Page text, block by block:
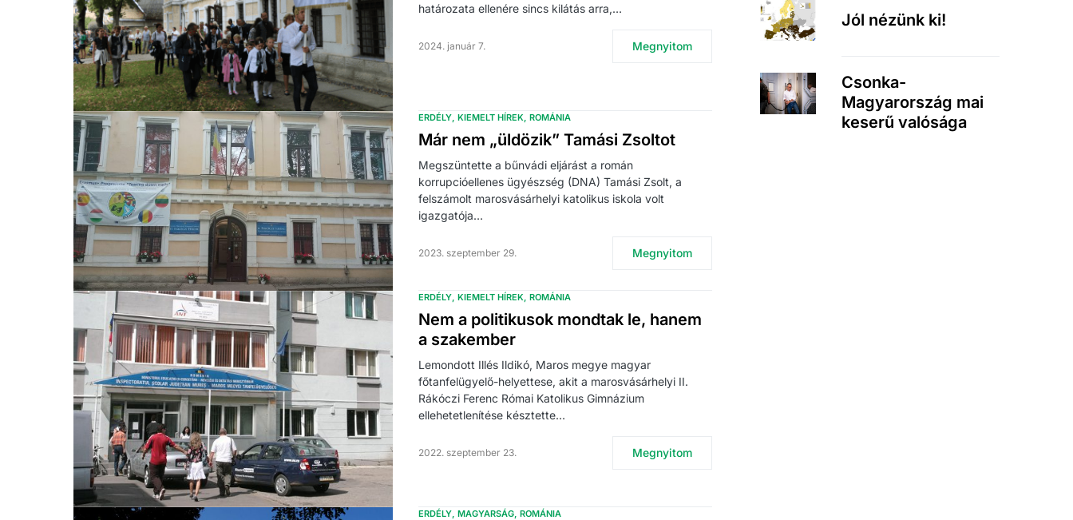
határozata ellenére sincs kilátás arra,…
2024. január 7. Megnyitom
ERDÉLY KIEMELT HÍREK ROMÁNIA
Már nem „üldözik” Tamási Zsoltot
Megszüntette a bűnvádi eljárást a román
korrupcióellenes ügyészség (DNA) Tamási Zsolt, a
felszámolt marosvásárhelyi katolikus iskola volt
igazgatója…
2023. szeptember 29. Megnyitom
ERDÉLY KIEMELT HÍREK ROMÁNIA
Nem a politikusok mondtak le, hanem
a szakember
Lemondott Illés Ildikó, Maros megye magyar
főtanfelügyelő-helyettese, akit a marosvásárhelyi II.
Rákóczi Ferenc Római Katolikus Gimnázium
ellehetetlenítése késztette…
2022. szeptember 23. Megnyitom
ERDÉLY MAGYARSÁG ROMÁNIA
Jól nézünk ki!
Csonka-
Magyarország mai
keserű valósága